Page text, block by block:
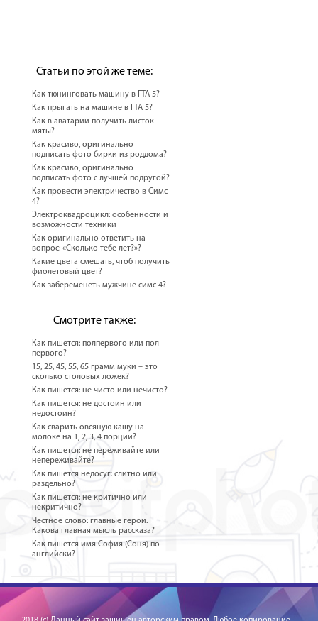
Статьи по этой же теме:
Как тюнинговать машину в ГТА 5?
Как прыгать на машине в ГТА 5?
Как в аватарии получить листок
мяты?
Как красиво, оригинально
подписать фото бирки из роддома?
Как красиво, оригинально
подписать фото с лучшей подругой?
Как провести электричество в Симс
4?
Электроквадроцикл: особенности и
возможности техники
Как оригинально ответить на
вопрос: «Сколько тебе лет?»?
Какие цвета смешать, чтоб получить
фиолетовый цвет?
Как забеременеть мужчине симс 4?
Смотрите также:
Как пишется: полпервого или пол
первого?
15, 25, 45, 55, 65 грамм муки – это
сколько столовых ложек?
Как пишется: не чисто или нечисто?
Как пишется: не достоин или
недостоин?
Как сварить овсяную кашу на
молоке на 1, 2, 3, 4 порции?
Как пишется: не переживайте или
непереживайте?
Как пишется недосуг: слитно или
раздельно?
Как пишется: не критично или
некритично?
Честное слово: главные герои.
Какова главная мысль рассказа?
Как пишется имя София (Соня) по-
английски?